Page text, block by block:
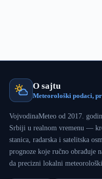
O sajtu
Meteorološki podaci,
VojvodinaMeteo od 2017.
Srbiji u realnom vremenu —
stanica, radarska i satelitska
prognoze koje ručno obrađuje
da precizni lokalni